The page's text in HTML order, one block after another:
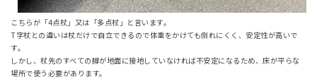
こちらが「4点杖」又は「多点杖」と言います。
T字杖との違いは杖だけで自立できるので体重をかけても倒れにくく、安定性が高いで
す。
しかし、杖先のすべての脚が地面に接地していなければ不安定になるため、床が平らな
場所で使う必要があります。